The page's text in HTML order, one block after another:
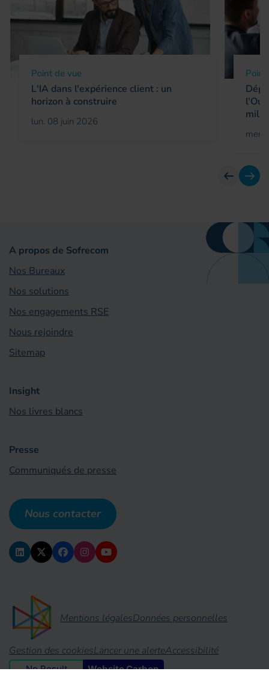
Point de vue
L'IA dans l'expérience client : un
horizon à construire
lun. 08 juin 2026
Point
mer.
Avant
A propos de Sofrecom
Nos Bureaux
Nos solutions
Nos engagements RSE
Nous rejoindre
Sitemap
Insight
Nos livres blancs
Presse
Communiqués de presse
Nous contacter
Mentions légalesDonnées personnelles
Gestion des cookiesLancer une alerteAccessibilité
No Result Website Carbon